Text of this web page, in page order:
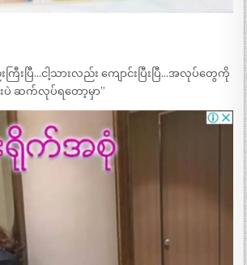
ပြီ…ငါ့သားလည်း ကျောင်းပြီးပြီ…အလုပ်တွေကို
ပဲ ဆက်လုပ်ရတော့မှာ”